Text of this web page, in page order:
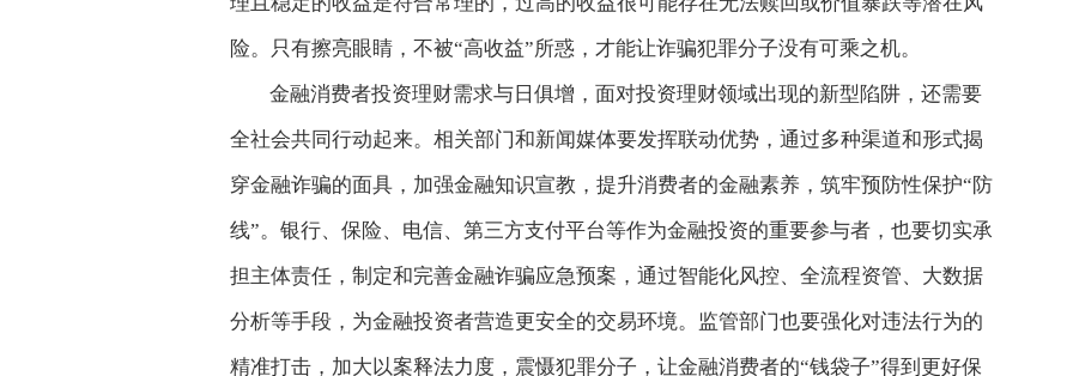
险。只有擦亮眼睛，不被“高收益”所惑，才能让诈骗犯罪分子没有可乘之机。
金融消费者投资理财需求与日俱增，面对投资理财领域出现的新型陷阱，还需要
全社会共同行动起来。相关部门和新闻媒体要发挥联动优势，通过多种渠道和形式揭
穿金融诈骗的面具，加强金融知识宣教，提升消费者的金融素养，筑牢预防性保护“防
线”。银行、保险、电信、第三方支付平台等作为金融投资的重要参与者，也要切实承
担主体责任，制定和完善金融诈骗应急预案，通过智能化风控、全流程资管、大数据
分析等手段，为金融投资者营造更安全的交易环境。监管部门也要强化对违法行为的
精准打击，加大以案释法力度，震慑犯罪分子，让金融消费者的“钱袋子”得到更好保